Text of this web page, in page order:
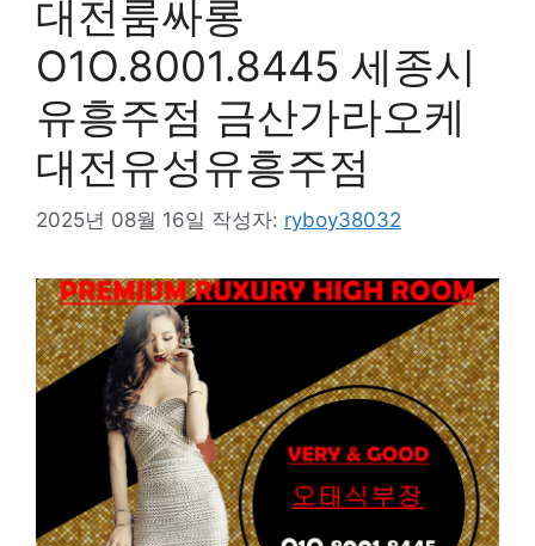
대전룸싸롱
O1O.8001.8445 세종시
유흥주점 금산가라오케
대전유성유흥주점
2025년 08월 16일 작성자: ryboy38032